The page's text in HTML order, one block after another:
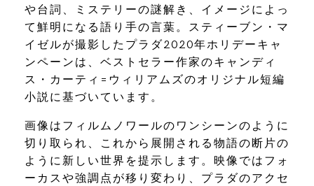
や台詞、ミステリーの謎解き、イメージによっ
て鮮明になる語り手の言葉。スティーブン・マ
イゼルが撮影したプラダ2020年ホリデーキャ
ンペーンは、ベストセラー作家のキャンディ
ス・カーティ=ウィリアムズのオリジナル短編
小説に基づいています。
画像はフィルムノワールのワンシーンのように
切り取られ、これから展開される物語の断片の
ように新しい世界を提示します。映像ではフォ
ーカスや強調点が移り変わり、プラダのアクセ